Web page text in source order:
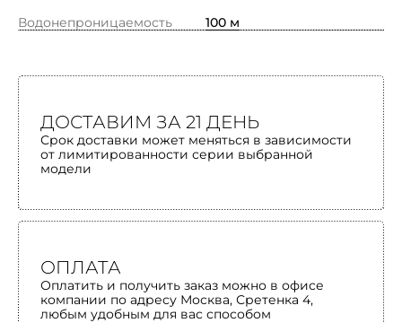
Водонепроницаемость
100 м
ДОСТАВИМ ЗА 21 ДЕНЬ
Срок доставки может меняться в зависимости
от лимитированности серии выбранной
модели
ОПЛАТА
Оплатить и получить заказ можно в офисе
компании по адресу Москва, Сретенка 4,
любым удобным для вас способом